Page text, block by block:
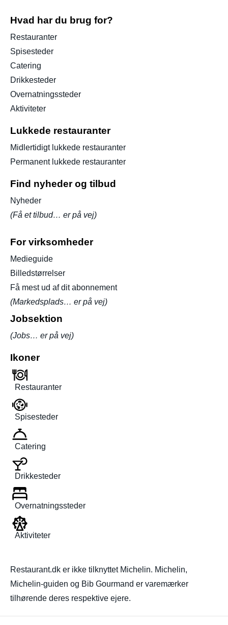
Hvad har du brug for?
Restauranter
Spisesteder
Catering
Drikkesteder
Overnatningssteder
Aktiviteter
Lukkede restauranter
Midlertidigt lukkede restauranter
Permanent lukkede restauranter
Find nyheder og tilbud
Nyheder
(Få et tilbud… er på vej)
For virksomheder
Medieguide
Billedstørrelser
Få mest ud af dit abonnement
(Markedsplads… er på vej)
Jobsektion
(Jobs… er på vej)
Ikoner
Restauranter
Spisesteder
Catering
Drikkesteder
Overnatningssteder
Aktiviteter
Restaurant.dk er ikke tilknyttet Michelin. Michelin,
Michelin-guiden og Bib Gourmand er varemærker
tilhørende deres respektive ejere.